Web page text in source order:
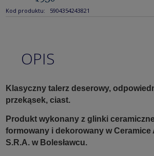
Kod produktu: 5904354243821
OPIS
Klasyczny talerz deserowy,
przekąsek, ciast.
Produkt wykonany z glinki
formowany i dekorowany w Ceramice
S.R.A. w Bolesławcu.